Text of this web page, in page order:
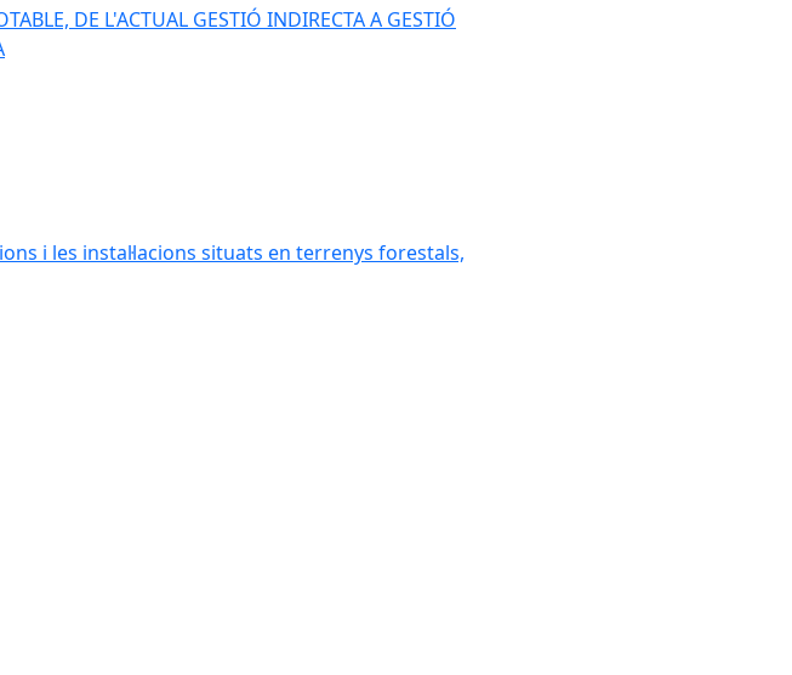
DE L'ACTUAL GESTIÓ INDIRECTA A GESTIÓ
i les instal·lacions situats en terrenys forestals,